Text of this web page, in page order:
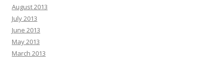
August 2013
July 2013
June 2013
May 2013
March 2013